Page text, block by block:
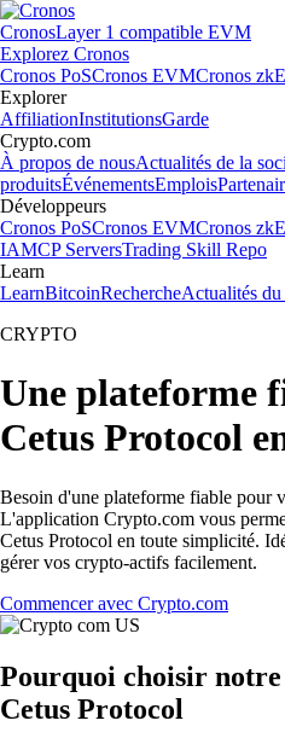
CronosLayer 1 compatible EVM
Explorez Cronos
Cronos PoSCronos EVMCronos
Explorer
AffiliationInstitutionsGarde
Crypto.com
À propos de nousActualités de la
produitsÉvénementsEmplois
Développeurs
Cronos PoSCronos EVMCronos
IAMCP ServersTrading Skill Repo
Learn
LearnBitcoinRechercheActualités du
CRYPTO
Une plateforme
Cetus Protocol
Besoin d'une plateforme fiable pour
L'application Crypto.com vous
Cetus Protocol en toute simplicité.
gérer vos crypto-actifs facilement.
Commencer avec Crypto.com
Pourquoi choisir
Cetus Protocol